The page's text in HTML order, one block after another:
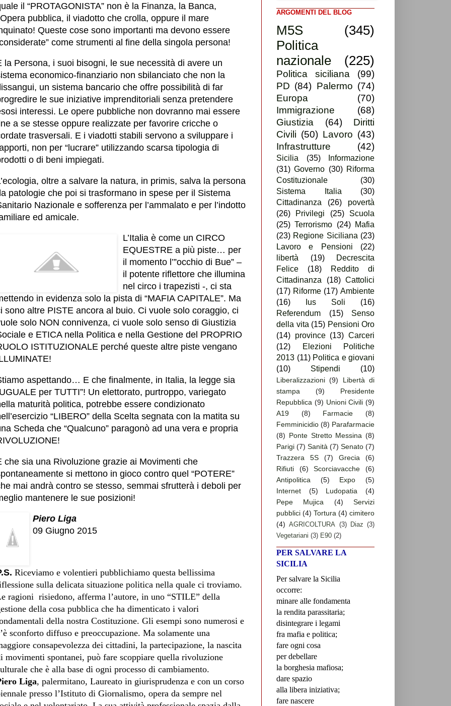
il “PROTAGONISTA” non è la Finanza, la Banca,
pubblica, il viadotto che crolla, oppure il mare
Queste cose sono importanti ma devono essere
come strumenti al fine della singola persona!
la Persona, i suoi bisogni, le sue necessità di avere un
economico-finanziario non sbilanciato che non la
un sistema bancario che offre possibilità di far
le sue iniziative imprenditoriali senza pretendere
interessi. Le opere pubbliche non dovranno mai essere
a se stesse oppure realizzate per favorire cricche o
trasversali. E i viadotti stabili servono a sviluppare i
non per “lucrare” utilizzando scarsa tipologia di
o di beni impiegati.
oltre a salvare la natura, in primis, salva la persona
patologie che poi si trasformano in spese per il Sistema
Nazionale e sofferenza per l’ammalato e per l’indotto
ed amicale.
L’Italia è come un CIRCO
EQUESTRE a più piste… per
il momento l’”occhio di Bue” –
il potente riflettore che illumina
nel circo i trapezisti -, ci sta
in evidenza solo la pista di “MAFIA CAPITALE”. Ma
sono altre PISTE ancora al buio. Ci vuole solo coraggio, ci
solo NON connivenza, ci vuole solo senso di Giustizia
e ETICA nella Politica e nella Gestione del PROPRIO
ISTITUZIONALE perché queste altre piste vengano
aspettando… E che finalmente, in Italia, la legge sia
per TUTTI”! Un elettorato, purtroppo, variegato
maturità politica, potrebbe essere condizionato
“LIBERO” della Scelta segnata con la matita su
Scheda che “Qualcuno” paragonò ad una vera e propria
che sia una Rivoluzione grazie ai Movimenti che
si mettono in gioco contro quel “POTERE”
mai andrà contro se stesso, semmai sfrutterà i deboli per
mantenere le sue posizioni!
Piero Liga
09 Giugno 2015
Riceviamo e volentieri pubblichiamo questa bellissima
sulla delicata situazione politica nella quale ci troviamo.
ragioni risiedono, afferma l’autore, in uno “STILE” della
della cosa pubblica che ha dimenticato i valori
della nostra Costituzione. Gli esempi sono numerosi e
sconforto diffuso e preoccupazione. Ma solamente una
consapevolezza dei cittadini, la partecipazione, la nascita
movimenti spontanei, può fare scoppiare quella rivoluzione
che è alla base di ogni processo di cambiamento.
Liga, palermitano, Laureato in giurisprudenza e con un corso
presso l’Istituto di Giornalismo, opera da sempre nel
ARGOMENTI DEL BLOG
M5S
(345)
Politica
nazionale
(225)
Politica siciliana
(99)
PD (84) Palermo (74)
Europa
(70)
Immigrazione
(68)
Giustizia
(64)
Diritti
Civili (50) Lavoro (43)
Infrastrutture
(42)
Sicilia (35)
Informazione
(31) Governo (30) Riforma
Costituzionale
(30)
Sistema Italia
(30)
Cittadinanza
(26)
povertà
(26)
Privilegi (25)
Scuola
(25) Terrorismo (24)
Mafia
(23) Regione Siciliana (23)
Lavoro e Pensioni
(22)
libertà
(19)
Decrescita
Felice
(18)
Reddito di
Cittadinanza
(18) Cattolici
(17) Riforme (17) Ambiente
(16)
Ius Soli
(16)
Referendum
(15)
Senso
della vita (15) Pensioni Oro
(14) province (13) Carceri
(12)
Elezioni Politiche
2013 (11) Politica e giovani
(10)
Stipendi (10)
Liberalizzazioni (9)
Libertà di
stampa
(9)
Presidente
Repubblica (9) Unioni Civili (9)
A19
(8) Farmacie
(8)
Femminicidio (8) Parafarmacie
(8) Ponte Stretto Messina (8)
Parigi (7) Sanità (7) Senato (7)
Trazzera 5S
(7) Grecia
(6)
Rifiuti
(6) Scorciavacche
(6)
Antipolitica
(5) Expo
(5)
Internet
(5) Ludopatia
(4)
Pepe Mujica
(4)
Servizi
pubblici (4) Tortura (4) cimitero
(4) AGRICOLTURA (3) Diaz (3)
Vegetariani (3) E90 (2)
PER SALVARE LA
SICILIA
Per salvare la Sicilia
occorre:
minare alle fondamenta
la rendita parassitaria;
disintegrare i legami
fra mafia e politica;
fare ogni cosa
per debellare
la borghesia mafiosa;
dare spazio
alla libera iniziativa;
fare nascere